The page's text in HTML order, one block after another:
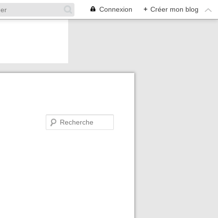
Connexion + Créer mon blog